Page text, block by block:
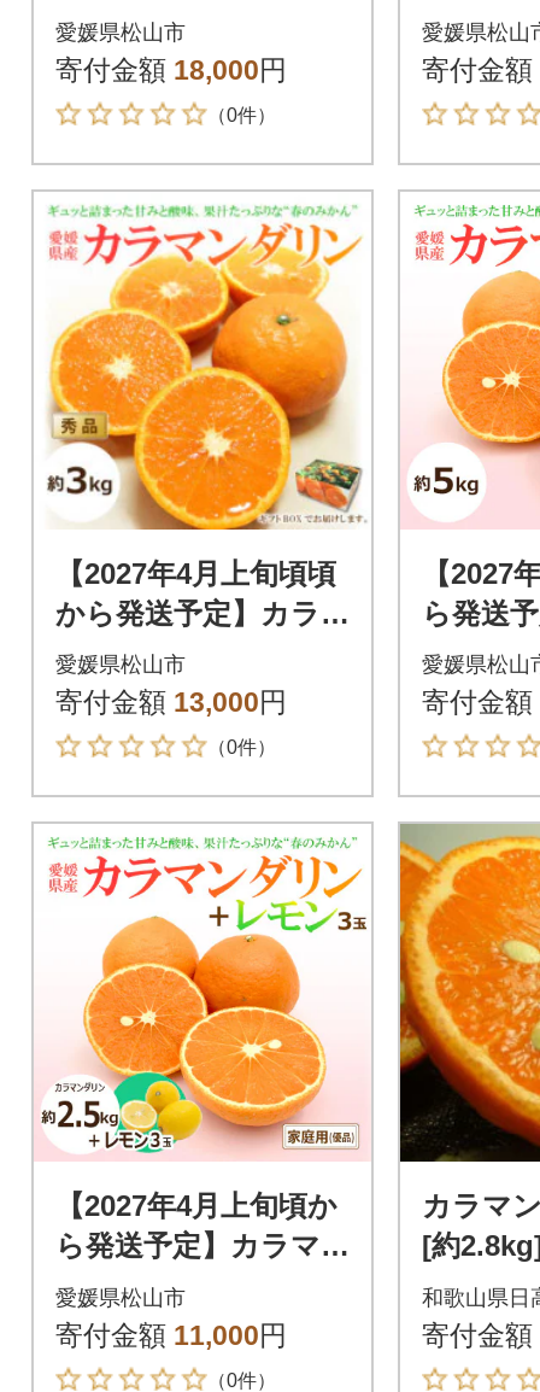
ンダリン【秀品】 約
5kg
愛媛県松山市
寄付金額 18,000円
（0件）
ンダリ
品>約
愛媛県松山
寄付金額
【2027年4月上旬頃頃
から発送予定】カラ
マンダリン<秀品>
約3kg 【ギフトBOX
入り】
愛媛県松山市
寄付金額 13,000円
（0件）
【2027
ら発送
ンダリ
品>約
愛媛県松山
寄付金額
【2027年4月上旬頃か
ら発送予定】カラマ
ンダリン(優品)約2.5k
gと瀬戸内海の島レモ
ン3玉入り
愛媛県松山市
寄付金額 11,000円
（0件）
カラマ
[約
田産春
イズお
和歌山県日
寄付金額